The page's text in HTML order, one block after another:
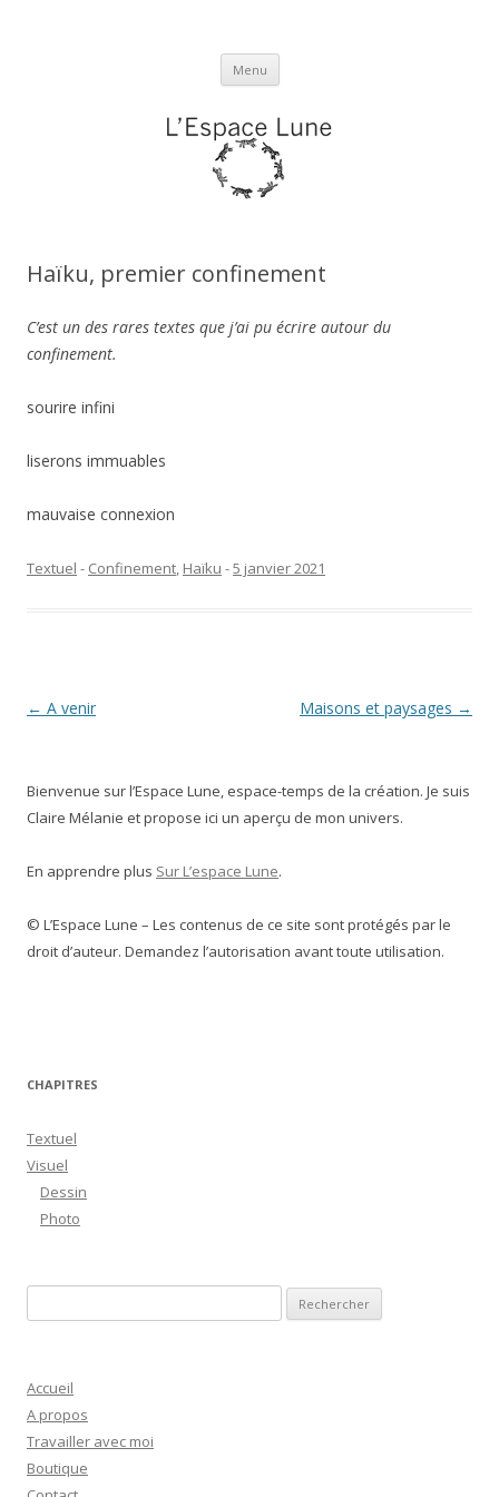
Menu Aller
contenu
Haïku, premier confinement
C’est un des rares textes que j’ai pu écrire autour du
confinement.
sourire infini
liserons immuables
mauvaise connexion
Textuel - Confinement, Haïku -5 janvier 2021
Navigation
← A venir Maisons et paysages →
Bienvenue sur l’Espace Lune, espace-temps de la création. Je suis
Claire Mélanie et propose ici un aperçu de mon univers.
En apprendre plus Sur L’espace Lune.
© L’Espace Lune – Les contenus de ce site sont protégés par le
droit d’auteur. Demandez l’autorisation avant toute utilisation.
CHAPITRES
Textuel
Visuel
Dessin
Photo
e
h
e
r
c
h
Accueil
A propos
Travailler avec moi
Boutique